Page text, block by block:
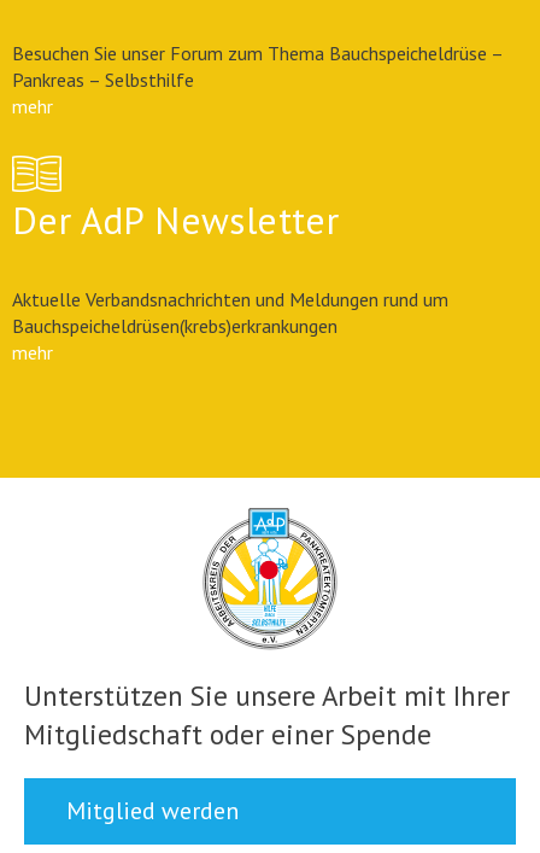
Besuchen Sie unser Forum zum Thema Bauchspeicheldrüse –
Pankreas – Selbsthilfe
mehr
Der AdP Newsletter
Aktuelle Verbandsnachrichten und Meldungen rund um
Bauchspeicheldrüsen(krebs)erkrankungen
mehr
Unterstützen Sie unsere Arbeit mit Ihrer
Mitgliedschaft oder einer Spende
Mitglied werden